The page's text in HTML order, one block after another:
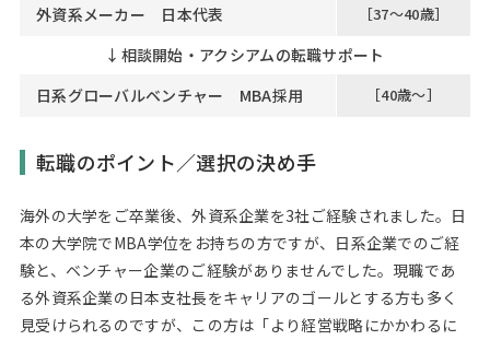
外資系メーカー 日本代表
［37～40歳］
↓ 相談開始・アクシアムの転職サポート
日系グローバルベンチャー MBA採用
［40歳～］
転職のポイント／選択の決め手
海外の大学をご卒業後、外資系企業を3社ご経験されました。日
本の大学院でMBA学位をお持ちの方ですが、日系企業でのご経
験と、ベンチャー企業のご経験がありませんでした。現職であ
る外資系企業の日本支社長をキャリアのゴールとする方も多く
見受けられるのですが、この方は「より経営戦略にかかわるに